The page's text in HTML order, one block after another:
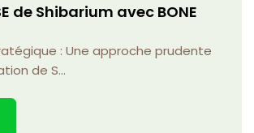
de Shibarium avec BONE
: Une approche prudente
de S...